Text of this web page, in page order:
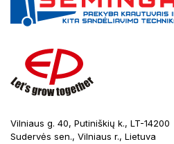
Remontas ir priežiūra
Transporto paslaugos
Atliekų tvarkymas
Vilniaus g. 40, Putiniškių k., LT-14200
Sudervės sen., Vilniaus r., Lietuva